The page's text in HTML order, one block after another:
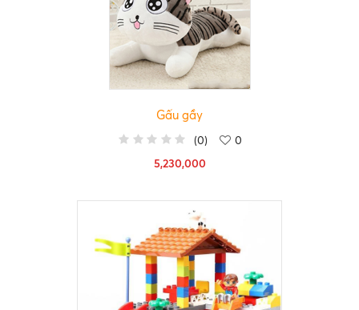
Gấu gầy
(0)
0
5,230,000